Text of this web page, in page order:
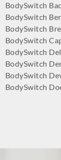
BodySwitch
BodySwitch
BodySwitch
BodySwitch
BodySwitch
BodySwitch
BodySwitch
BodySwitch
BodySwitch